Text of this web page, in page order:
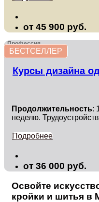
от 45 900 руб.
Профессия
БЕСТСЕЛЛЕР
Курсы дизайна
Продолжительность:
неделю.
Подробнее
от 36 000 руб.
Освойте
кройки и шитья в